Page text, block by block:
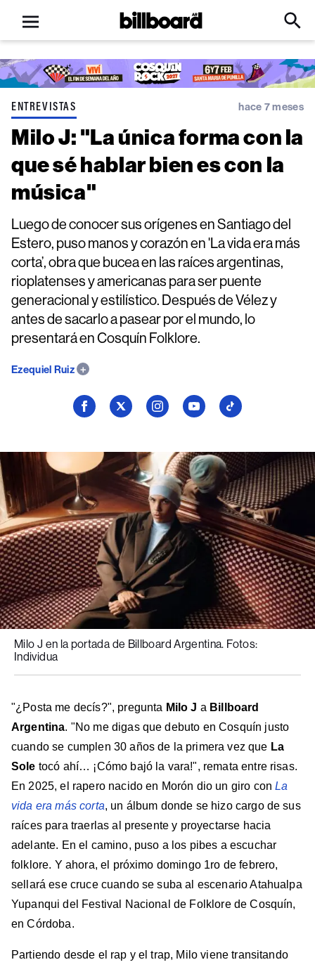
Open
menu
Billboard
Click
Input
ENTREVISTAS hace 7 meses
Milo J: "La única forma con la
que sé hablar bien es con la
música"
Luego de conocer sus orígenes en Santiago del
Estero, puso manos y corazón en 'La vida era más
corta’, obra que bucea en las raíces argentinas,
rioplatenses y americanas para ser puente
generacional y estilístico. Después de Vélez y
antes de sacarlo a pasear por el mundo, lo
presentará en Cosquín Folklore.
Ezequiel Ruiz
Seguí
en
Facebook
Seguí
en
X
Seguí
en
Instagram
Seguí
en
YouTube
Seguí
en
TikTok
Milo J en la portada de Billboard Argentina. Fotos:
Individua
"¿Posta me decís?", pregunta Milo J a Billboard
Argentina. "No me digas que debuto en Cosquín justo
cuando se cumplen 30 años de la primera vez que La
Sole tocó ahí… ¡Cómo bajó la vara!", remata entre risas.
En 2025, el rapero nacido en Morón dio un giro conLa
vida era más corta, un álbum donde se hizo cargo de sus
raíces para traerlas al presente y proyectarse hacia
adelante. En el camino, puso a los pibes a escuchar
folklore. Y ahora, el próximo domingo 1ro de febrero,
sellará ese cruce cuando se suba al escenario Atahualpa
Yupanqui del Festival Nacional de Folklore de Cosquín,
en Córdoba.
Partiendo desde el rap y el trap, Milo viene transitando